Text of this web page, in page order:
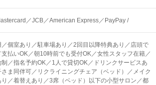
／JCB／American Express／PayPay /
／個室あり／駐車場あり／2回目以降特典あり／店頭で
払いOK／朝10時前でも受付OK／女性スタッフ在籍／
／指名予約OK／1人で貸切OK／ドリンクサービスあ
さま同伴可／リクライニングチェア（ベッド）／メイク
り／着替えあり／3席（ベッド）以下の小型サロン／都